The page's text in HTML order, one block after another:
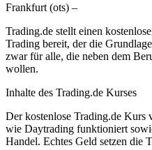
Frankfurt (ots) –
Trading.de stellt einen
Trading bereit, der die
zwar für alle, die neben dem
wollen.
Inhalte des Trading.de Kurses
Der kostenlose Trading.de Kurs
wie Daytrading funktioniert
Handel. Echtes Geld setzen die